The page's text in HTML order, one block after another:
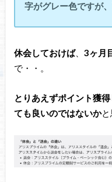
字がグレー色ですが
休会しておけば、 3ヶ月
で・・。
とりあえずポイント獲
ても良いのではないかと